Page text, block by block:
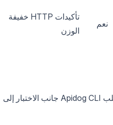
نعم
تأكيدات HTTP خفيفة
الوزن
هي منصة API شاملة تغطي التصميم، التصحيح، الاختبار، المحاكاة، والتوثيق. يجلب Apidog CLI جانب الاختبار إلى